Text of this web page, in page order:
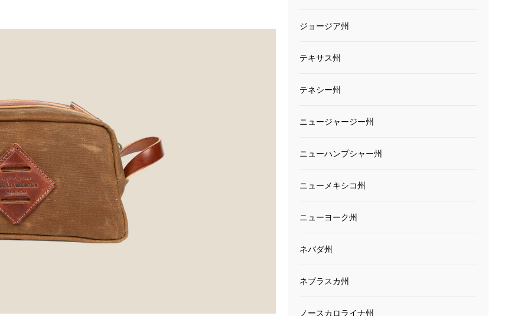
ジョージア州
テキサス州
テネシー州
ニュージャージー州
ニューハンプシャー州
ニューメキシコ州
ニューヨーク州
ネバダ州
ネブラスカ州
ノースカロライナ州